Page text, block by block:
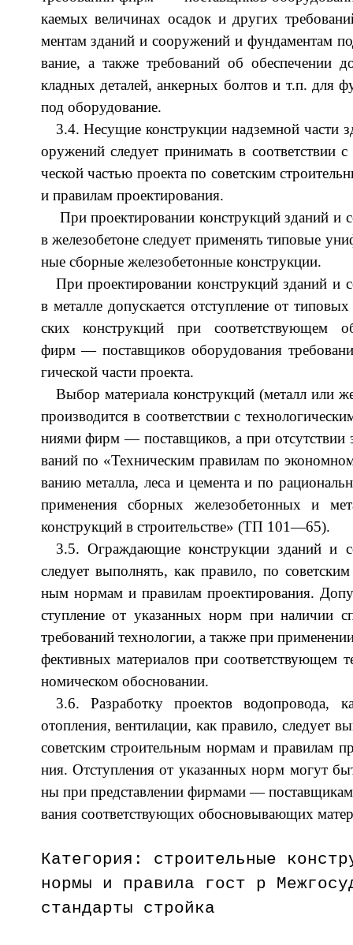
ка­емых ве­ли­чи­нах оса­док и дру­гих
мен­там зда­ний и со­ору­же­ний и фун­да­мен­там
ва­ние, а так­же тре­бо­ва­ний об обес­пе­че­нии
клад­ных де­та­лей, ан­кер­ных бол­тов и т.п. для
под обо­ру­до­вание.
3.4. Не­су­щие кон­струк­ции над­зем­ной час­ти
ору­же­ний сле­ду­ет при­ни­мать в со­от­ветс­твии
че­ской час­тью про­ек­та по со­ветс­ким
и пра­ви­лам про­ек­ти­ро­вания.
При про­ек­ти­ро­ва­нии кон­струк­ций зда­ний и
в же­ле­зо­бе­то­не сле­ду­ет при­ме­нять ти­по­вые
ные сбор­ные же­ле­зо­бе­тон­ные кон­струкции.
При про­ек­ти­ро­ва­нии кон­струк­ций зда­ний и
в ме­тал­ле до­пус­ка­ет­ся от­ступ­ле­ние от
ских кон­струк­ций при со­от­ветс­тву­ющем
фирм — по­став­щи­ков обо­ру­до­ва­ния
ги­че­ской час­ти про­екта.
Вы­бор ма­те­ри­ала кон­струк­ций (ме­талл или
про­из­во­дит­ся в со­от­ветс­твии с
ни­ями фирм — по­став­щи­ков, а при от­сутс­твии
ва­ний по «Тех­ни­че­ским пра­ви­лам по
ва­нию ме­тал­ла, ле­са и це­мен­та и по
при­ме­не­ния сбор­ных же­ле­зо­бе­тон­ных и
кон­струк­ций в стро­ите­льс­тве» (ТП 101—65).
3.5. Ограж­да­ющие кон­струк­ции зда­ний и
сле­ду­ет вы­пол­нять, как пра­ви­ло, по
ным нор­мам и пра­ви­лам про­ек­ти­ро­ва­ния.
ступ­ле­ние от ука­зан­ных норм при на­ли­чии
тре­бо­ва­ний тех­но­ло­гии, а так­же при
фек­тив­ных ма­те­ри­алов при со­от­ветс­тву­ющем
но­ми­че­ском обо­сно­вании.
3.6. Раз­ра­бо­тку про­ек­тов во­до­про­во­да,
ото­пле­ния, вен­ти­ла­ции, как пра­ви­ло, сле­ду­ет
со­ветс­ким стро­ите­ль­ным нор­мам и пра­ви­лам
ния. От­ступ­ле­ния от ука­зан­ных норм мо­гут
ны при пред­став­ле­нии фир­ма­ми —
ва­ния со­от­ветс­тву­ющих обо­сно­вы­ва­ющих
Категория: строительные
нормы и правила гост р
стандарты стройка